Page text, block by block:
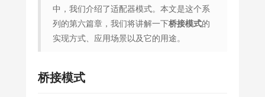
中，我们介绍了适配器模式。本文是这个系
列的第六篇章，我们将讲解一下桥接模式的
实现方式、应用场景以及它的用途。
桥接模式